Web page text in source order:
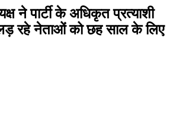
ने पार्टी के अधिकृत प्रत्याशी
रहे नेताओं को छह साल के लिए